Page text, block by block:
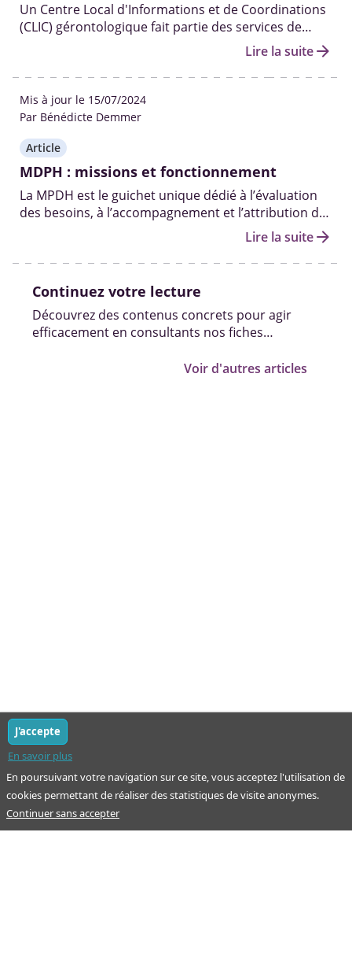
Un Centre Local d'Informations et de Coordinations
(CLIC) gérontologique fait partie des services de
proximité mis en place par le département. Ils sont
dédiés à l’écoute, l’aide et l'accompagnement des
personnes âgées et de leurs aidants.
Lire la suitearrow_forward
Mis à jour le 15/07/2024
Par Bénédicte Demmer
Article
MDPH : missions et fonctionnement
La MPDH est le guichet unique dédié à l’évaluation
des besoins, à l’accompagnement et l’attribution des
aides et droits aux personnes handicapées.Lire la suitearrow_forward
Continuez votre lecture
Découvrez des contenus concrets pour agir
efficacement en consultants nos fiches
Voir d'autres articles
En poursuivant votre navigation sur ce site, vous acceptez l'utilisation de
cookies permettant de réaliser des statistiques de visite anonymes.
En savoir plus
J'accepte
Continuer sans accepter